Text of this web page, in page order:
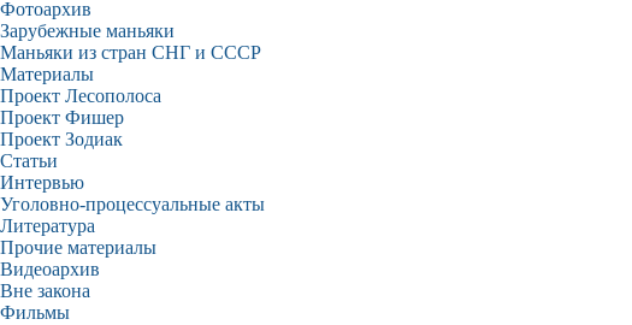
Фотоархив
Зарубежные маньяки
Маньяки из стран СНГ и СССР
Материалы
Проект Лесополоса
Проект Фишер
Проект Зодиак
Статьи
Интервью
Уголовно-процессуальные акты
Литература
Прочие материалы
Видеоархив
Вне закона
Фильмы